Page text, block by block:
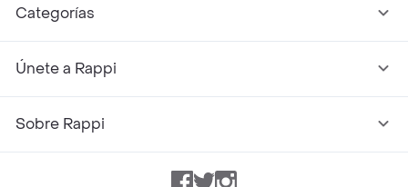
Categorías
Únete a Rappi
Sobre Rappi
Facebook
TwitterInstagram